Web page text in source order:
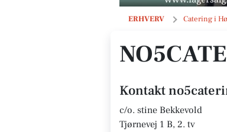
ERHVERV Catering i
no5catering.dk
Kontakt
c/o. stine Bekkevold
Tjørnevej 1 B, 2. tv